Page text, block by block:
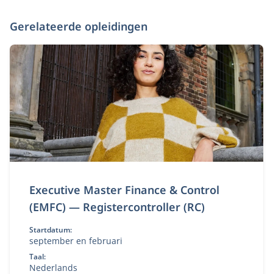
Gerelateerde opleidingen
Executive Master Finance & Control
(EMFC) — Registercontroller (RC)
Startdatum:
september en februari
Taal:
Nederlands